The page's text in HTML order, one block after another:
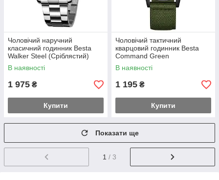
Чоловічий наручний
класичний годинник Besta
Walker Steel (Сріблястий)
В наявності
1 975 ₴
Купити
Чоловічий тактичний
кварцовий годинник Besta
Command Green
В наявності
1 195 ₴
Купити
Показати ще
1 / 3